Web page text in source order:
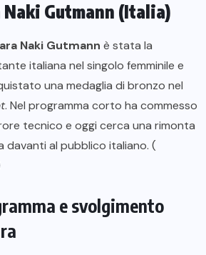
Naki Gutmann (Italia)
Naki Gutmann è stata la
italiana nel singolo femminile e
una medaglia di bronzo nel
. Nel programma corto ha commesso
tecnico e oggi cerca una rimonta
davanti al pubblico italiano. (
e svolgimento